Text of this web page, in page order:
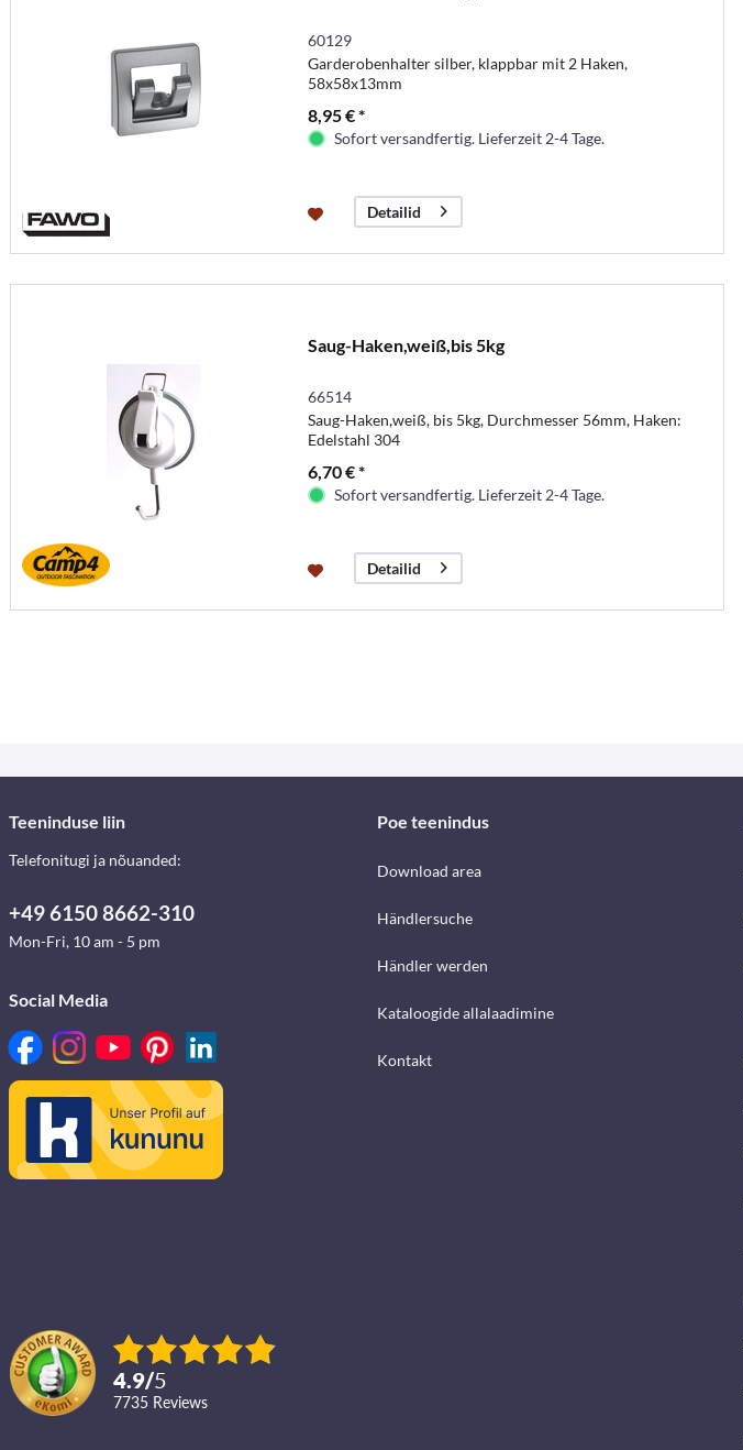
60129
Garderobenhalter silber, klappbar mit 2 Haken,
58x58x13mm
8,95 € *
Sofort versandfertig. Lieferzeit 2-4 Tage.
Detailid
Saug-Haken,weiß,bis 5kg
66514
Saug-Haken,weiß, bis 5kg, Durchmesser 56mm, Haken:
Edelstahl 304
6,70 € *
Sofort versandfertig. Lieferzeit 2-4 Tage.
Detailid
Teeninduse liin
Telefonitugi ja nõuanded:
+49 6150 8662-310
Mon-Fri, 10 am - 5 pm
Social Media
4.9/5
7735 reviews
Poe teenindus
Download area
Händlersuche
Händler werden
Kataloogide allalaadimine
Kontakt